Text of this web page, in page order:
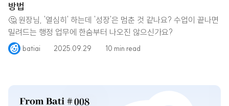
방법
🤔 원장님, '열심히' 하는데 '성장'은 멈춘 것 같나요? 수업이 끝나면
밀려드는 행정 업무에 한숨부터 나오진 않으신가요?
batiai 2025.09.29 10 min read